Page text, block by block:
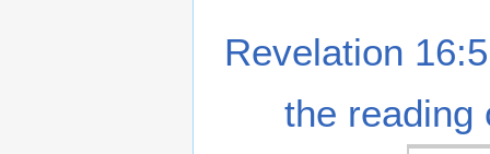
Revelation
the reading